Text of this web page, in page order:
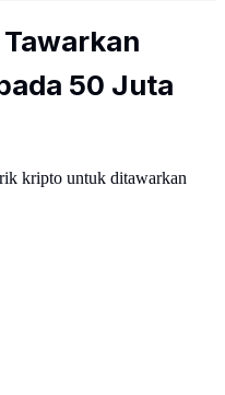
50 Juta
kripto untuk ditawarkan